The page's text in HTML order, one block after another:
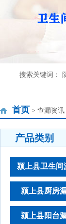
搜索关键词：
首页 > 查漏资讯
产品类别
颍上县卫生间
颍上县厨房
颍上县阳台